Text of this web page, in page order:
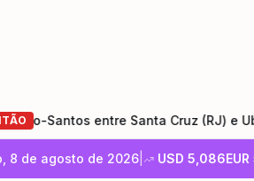
entre Santa Cruz (RJ) e
8 de agosto de 2026 USD 5,086EUR